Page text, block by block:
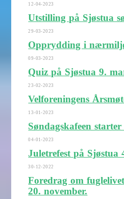
12-04-2023
Utstilling på Sjøstua
29-03-2023
Opprydding i
09-03-2023
Quiz på Sjøstua 9.
23-02-2023
Velforeningens
13-01-2023
Søndagskafeen
04-01-2023
Juletrefest på Sjøstua
30-12-2022
Foredrag om
20. november.